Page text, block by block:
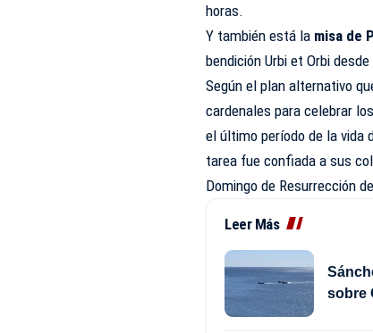
horas.
Y también está la misa de
bendición Urbi et Orbi
Según el plan alternativo
cardenales para celebrar
el último período de la vida
tarea fue confiada a sus
Domingo de Resurrección
Leer Más
sobre